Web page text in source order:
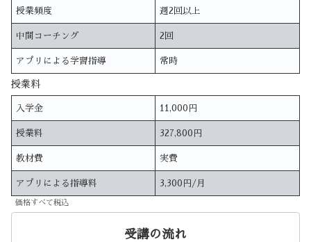
授業頻度 週2回以上
中間コーチング 2回
アプリによる学習指導 常時
授業料
入学金 11,000円
授業料 327,800円
教材費 実費
アプリによる指導料 3,300円/月
価格すべて税込
受講の流れ